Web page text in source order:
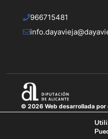
966715481
© 2026 Web desarrollada por